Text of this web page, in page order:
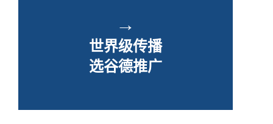
→
世界级传播
选谷德推广